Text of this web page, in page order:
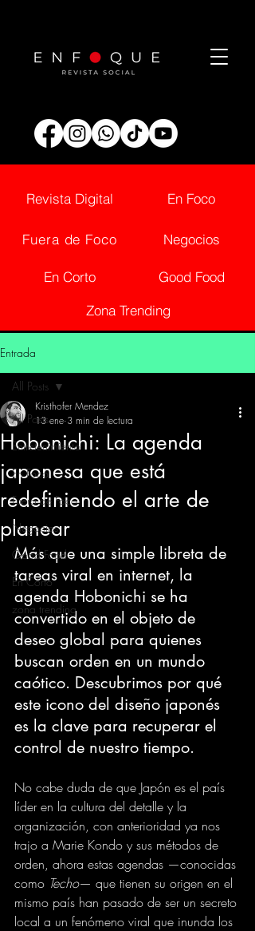
Revista Digital
Fuera de Foco
En Corto
En Foco
Negocios
Good Food
Zona Trending
Entrada
All Posts
Entretenimiento
En Foco
Fuera de Foco
Negocios
Good Food
En Corto
zona trending
All Posts
Hobonichi: La agenda
japonesa que está
redefiniendo el arte de
planear
Kristhofer Mendez
13 ene 3 min de lectura
Más que una simple libreta de
tareas viral en internet, la
agenda Hobonichi se ha
convertido en el objeto de
deseo global para quienes
buscan orden en un mundo
caótico. Descubrimos por qué
este icono del diseño japonés
es la clave para recuperar el
control de nuestro tiempo.
No cabe duda de que Japón es el país
líder en la cultura del detalle y la
organización, con anterioridad ya nos
trajo a Marie Kondo y sus métodos de
orden, ahora estas agendas —conocidas
como Techo— que tienen su origen en el
mismo país han pasado de ser un secreto
local a un fenómeno viral que inunda los